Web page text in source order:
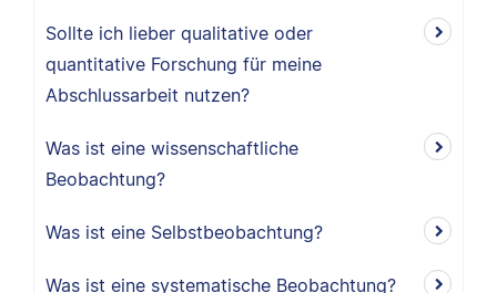
Sollte ich lieber qualitative oder
quantitative Forschung für meine
Abschlussarbeit nutzen?
Was ist eine wissenschaftliche
Beobachtung?
Was ist eine Selbstbeobachtung?
Was ist eine systematische Beobachtung?